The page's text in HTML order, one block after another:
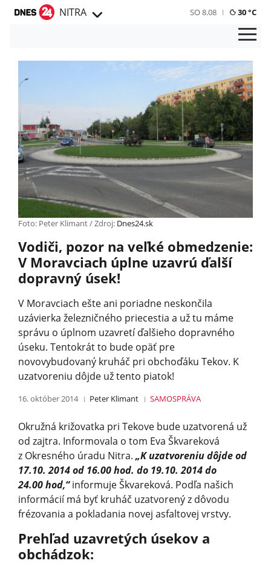
NITRA SO 8.08 30 °C
Foto: Peter Klimant / Zdroj: Dnes24.sk
Vodiči, pozor na veľké obmedzenie:
V Moravciach úplne uzavrú ďalší
dopravný úsek!
V Moravciach ešte ani poriadne neskončila
uzávierka železničného priecestia a už tu máme
správu o úplnom uzavretí ďalšieho dopravného
úseku. Tentokrát to bude opäť pre
novovybudovaný kruháč pri obchoďáku Tekov. K
uzatvoreniu dôjde už tento piatok!
16. október 2014 Peter Klimant SAMOSPRÁVA
Okružná križovatka pri Tekove bude uzatvorená už
od zajtra. Informovala o tom Eva Škvareková
z Okresného úradu Nitra. „K uzatvoreniu dôjde od
17.10. 2014 od 16.00 hod. do 19.10. 2014 do
24.00 hod,“informuje Škvareková. Podľa našich
informácií má byť kruháč uzatvorený z dôvodu
frézovania a pokladania novej asfaltovej vrstvy.
Prehľad uzavretých úsekov a
obchádzok: